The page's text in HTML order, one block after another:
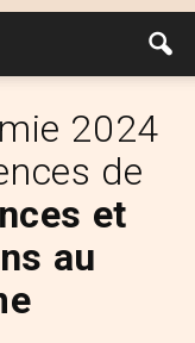
2024
de
et
au